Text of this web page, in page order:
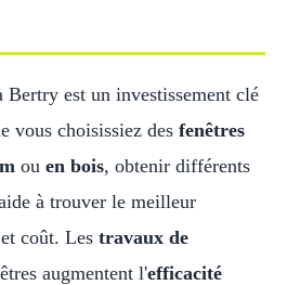
Bertry est un investissement clé
vous choisissiez des fenêtres
ou en bois, obtenir différents
à trouver le meilleur
coût. Les travaux de
augmentent l'efficacité